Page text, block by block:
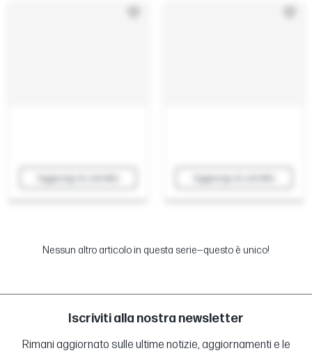
Aggiungi al carrello Aggiungi al carrello
Nessun altro articolo in questa serie—questo è unico!
Iscriviti alla nostra newsletter
Rimani aggiornato sulle ultime notizie, aggiornamenti e le